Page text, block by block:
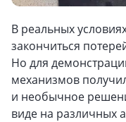
В реальных
закончиться
Но для
механизмов
и необычное
виде на различных